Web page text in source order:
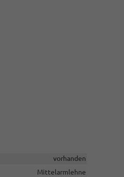
vorhanden
Mittelarmlehne